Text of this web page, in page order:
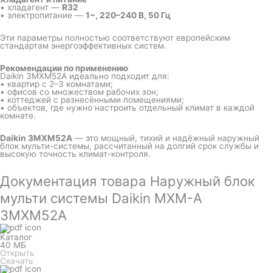
• хладагент — R32
• электропитание — 1~, 220–240 В, 50 Гц
Эти параметры полностью соответствуют европейским
стандартам энергоэффективных систем.
Рекомендации по применению
Daikin 3MXM52A идеально подходит для:
• квартир с 2–3 комнатами;
• офисов со множеством рабочих зон;
• коттеджей с разнесёнными помещениями;
• объектов, где нужно настроить отдельный климат в каждой
комнате.
Daikin 3MXM52A — это мощный, тихий и надёжный наружный
блок мульти-системы, рассчитанный на долгий срок службы и
высокую точность климат-контроля.
Документация товара Наружный блок
мульти системы Daikin MXM-A
3MXM52A
Каталог
40 МБ
Открыть
Скачать